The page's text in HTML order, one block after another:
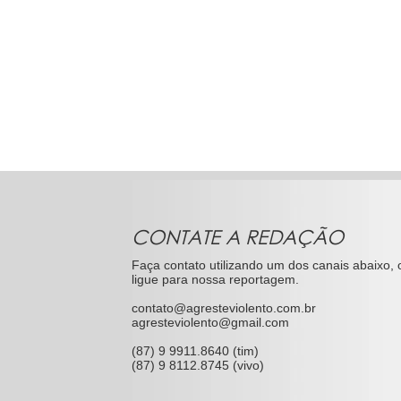
CONTATE A REDAÇÃO
Faça contato utilizando um dos canais abaixo,
ligue para nossa reportagem.
contato@agresteviolento.com.br
agresteviolento@gmail.com
(87) 9 9911.8640 (tim)
(87) 9 8112.8745 (vivo)